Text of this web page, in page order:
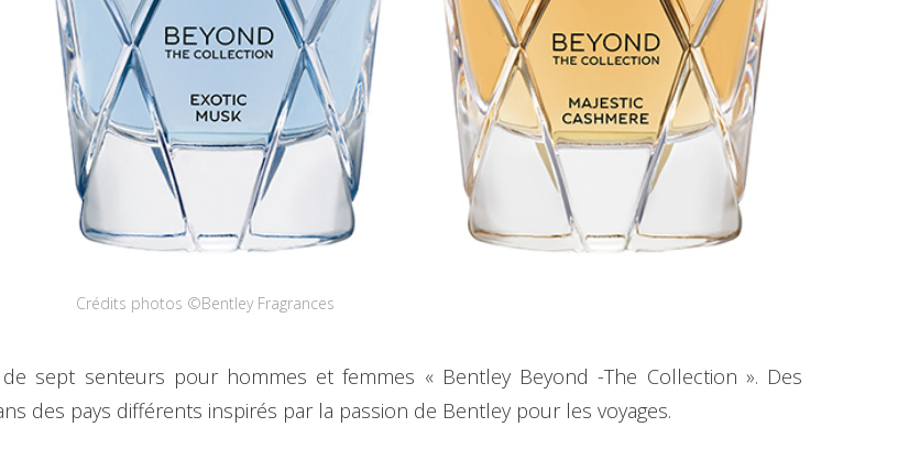
Crédits photos ©Bentley Fragrances
sept senteurs pour hommes et femmes « Bentley Beyond -The Collection ». Des
des pays différents inspirés par la passion de Bentley pour les voyages.